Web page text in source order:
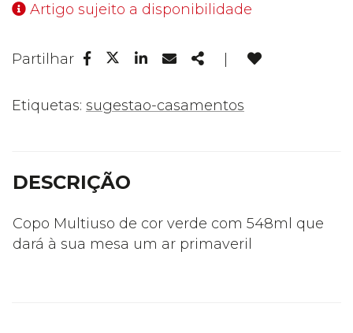
Artigo sujeito a disponibilidade
Partilhar
FacebookLinkedin
EmailShare
Etiquetas: sugestao-casamentos
DESCRIÇÃO
Copo Multiuso de cor verde com 548ml que
dará à sua mesa um ar primaveril